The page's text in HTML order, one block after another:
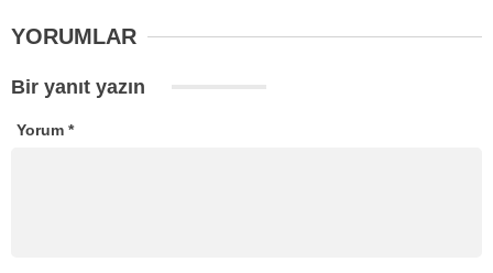
YORUMLAR
Bir yanıt yazın
Yorum *